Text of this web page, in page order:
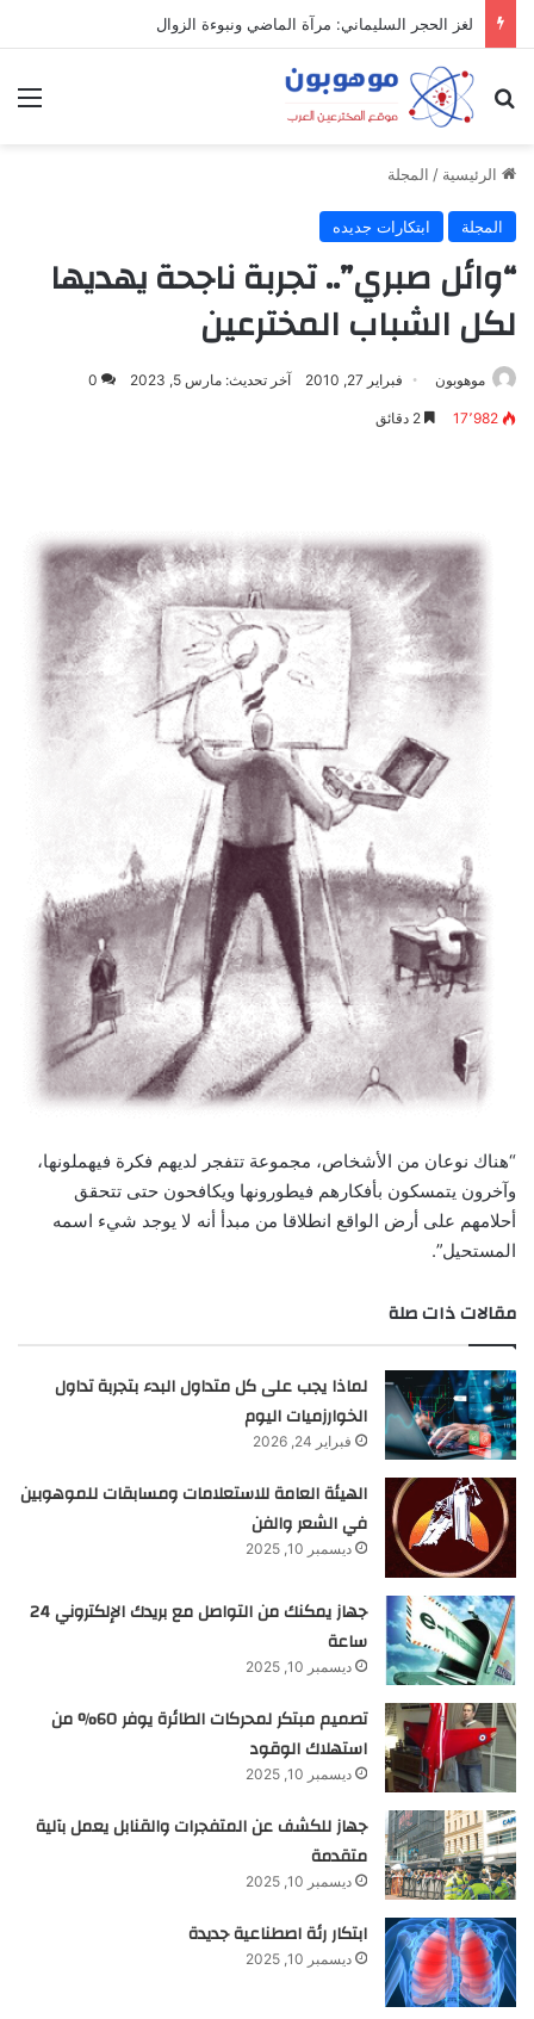
لغز الحجر السليماني: مرآة الماضي ونبوءة الزوال
بحث عن
الرئيسية / المجلة
المجلة ابتكارات جديده
“وائل صبري”.. تجربة ناجحة يهديها
لكل الشباب المخترعين
موهوبون فبراير 27, 2010 آخر تحديث: مارس 5, 2023 0
17٬982
“هناك نوعان من الأشخاص، مجموعة تتفجر لديهم فكرة فيهملونها،
وآخرون يتمسكون بأفكارهم فيطورونها ويكافحون حتى تتحقق
أحلامهم على أرض الواقع انطلاقا من مبدأ أنه لا يوجد شيء اسمه
المستحيل”.
مقالات ذات صلة
لماذا يجب على كل متداول البدء بتجربة تداول
الخوارزميات اليوم
فبراير 24, 2026
الهيئة العامة للاستعلامات ومسابقات للموهوبين
في الشعر والفن
ديسمبر 10, 2025
جهاز يمكنك من التواصل مع بريدك الإلكتروني 24
ساعة
ديسمبر 10, 2025
تصميم مبتكر لمحركات الطائرة يوفر 60% من
استهلاك الوقود
ديسمبر 10, 2025
جهاز للكشف عن المتفجرات والقنابل يعمل بآلية
متقدمة
ديسمبر 10, 2025
ابتكار رئة اصطناعية جديدة
ديسمبر 10, 2025